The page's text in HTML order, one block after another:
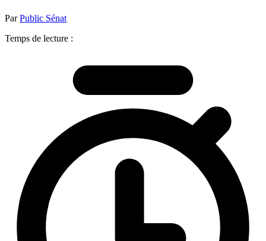
ParPublic Sénat
Temps de lecture :